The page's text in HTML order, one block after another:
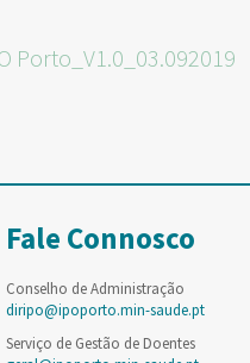
Porto_V1.0_03.092019
Fale Connosco
Conselho de Administração
diripo@ipoporto.min-saude.pt
Serviço de Gestão de Doentes